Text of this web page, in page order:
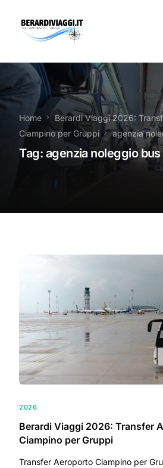
Home
Berardi Viaggi 2026:
Ciampino per Gruppi
agenzia
Tag: agenzia noleggio bus
2026
Berardi Viaggi 2026: Transfer
Ciampino per Gruppi
Transfer Aeroporto Ciampino per
Chi Siamo
Noleggio
Autobus
Vacanze Viaggi